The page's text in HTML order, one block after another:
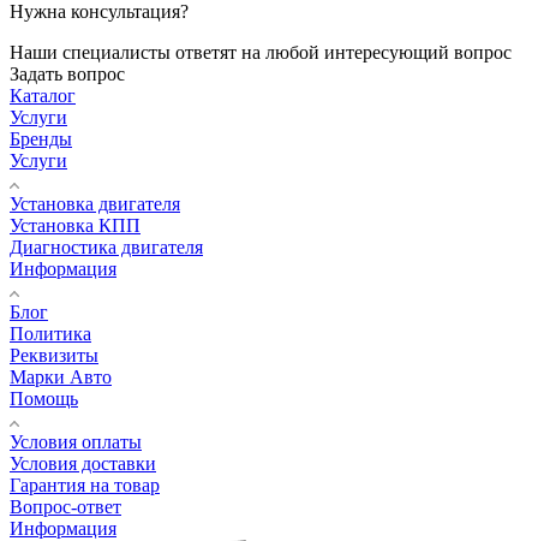
Нужна консультация?
Наши специалисты ответят на любой интересующий вопрос
Задать вопрос
Каталог
Услуги
Бренды
Услуги
Установка двигателя
Установка КПП
Диагностика двигателя
Информация
Блог
Политика
Реквизиты
Марки Авто
Помощь
Условия оплаты
Условия доставки
Гарантия на товар
Вопрос-ответ
Информация